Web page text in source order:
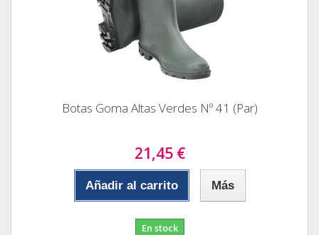
Botas Goma Altas Verdes Nº 41 (Par)
21,45 €
Añadir al carrito Más
En stock